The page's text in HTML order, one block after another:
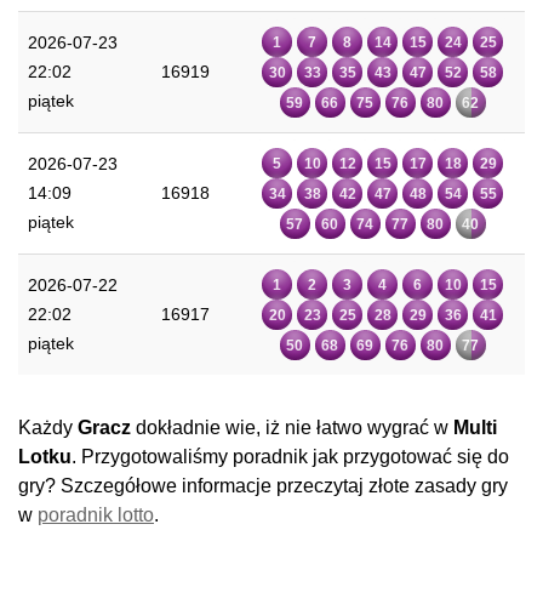
2026-07-23
22:02
piątek
16919
1 7 8 14 15 24
25
30
33 35 43 47 52
58
59
66 75 76 80 62
2026-07-23
14:09
piątek
16918
5 10 12 15 17 18
29
34
38 42 47 48 54
55
57
60 74 77 80 40
2026-07-22
22:02
piątek
16917
1 2 3 4 6 10
15
20
23 25 28 29 36
41
50
68 69 76 80 77
Każdy Gracz dokładnie wie, iż nie łatwo wygrać w Multi
Lotku. Przygotowaliśmy poradnik jak przygotować się do
gry? Szczegółowe informacje przeczytaj złote zasady gry
w poradnik lotto.